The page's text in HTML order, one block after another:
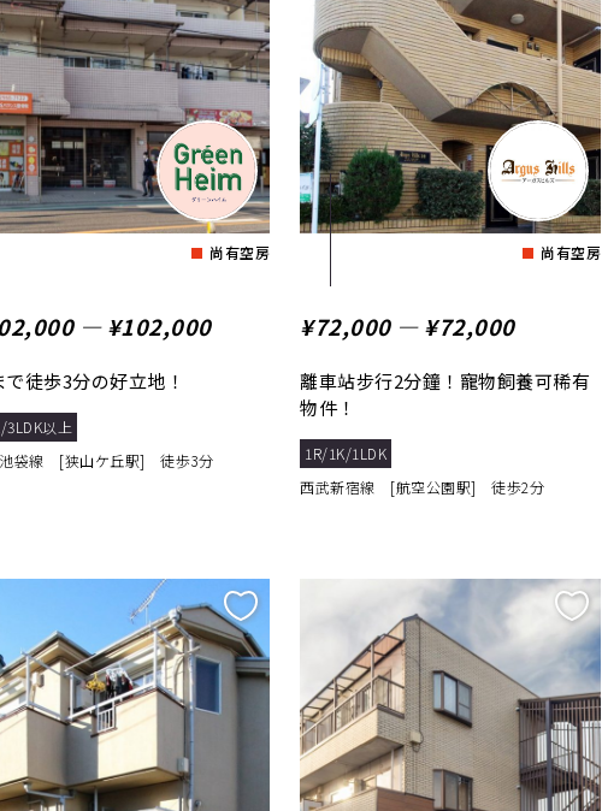
尚有空房
― ¥102,000
徒歩3分の好立地！
3LDK以上
袋線 [狭山ケ丘駅] 徒歩3分
尚有空房
¥72,000 ― ¥72,000
離車站步行2分鐘！寵物飼養可稀有
物件！
1R/1K/1LDK
西武新宿線 [航空公園駅] 徒歩2分